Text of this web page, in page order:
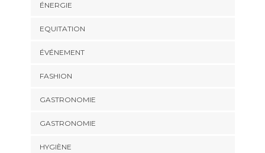
ÉNERGIE
EQUITATION
ÉVÉNEMENT
FASHION
GASTRONOMIE
GASTRONOMIE
HYGIÈNE